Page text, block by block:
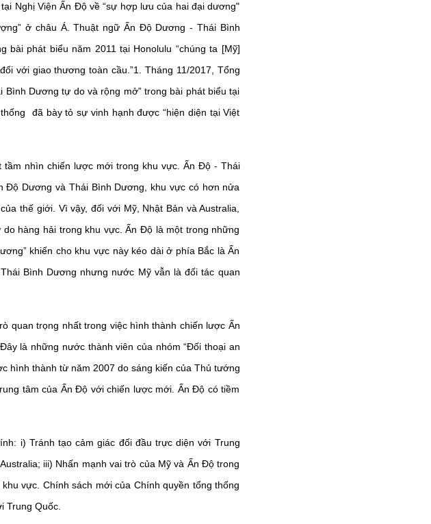
Nghị Viện Ấn Độ về “sự hợp lưu của hai đại dương"
ở châu Á. Thuật ngữ Ấn Độ Dương - Thái Bình
phát biểu năm 2011 tại Honolulu “chúng ta [Mỹ]
với giao thương toàn cầu.”1. Tháng 11/2017, Tổng
Dương tự do và rộng mở” trong bài phát biểu tại
đã bày tỏ sự vinh hạnh được “hiện diện tại Việt
nhìn chiến lược mới trong khu vực. Ấn Độ - Thái
Dương và Thái Bình Dương, khu vực có hơn nửa
thế giới. Vì vậy, đối với Mỹ, Nhật Bản và Australia,
hàng hải trong khu vực. Ấn Độ là một trong những
khiến cho khu vực này kéo dài ở phía Bắc là Ấn
Bình Dương nhưng nước Mỹ vẫn là đối tác quan
quan trọng nhất trong việc hình thành chiến lược Ấn
là những nước thành viên của nhóm “Đối thoại an
hình thành từ năm 2007 do sáng kiến của Thủ tướng
tâm của Ấn Độ với chiến lược mới. Ấn Độ có tiềm
i) Tránh tạo cảm giác đối đầu trực diện với Trung
iii) Nhấn mạnh vai trò của Mỹ và Ấn Độ trong
vực. Chính sách mới của Chính quyền tổng thống
Trung Quốc.